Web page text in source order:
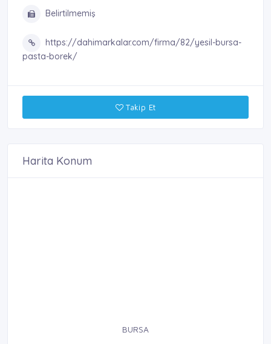
Belirtilmemiş
https://dahimarkalar.com/firma/82/yesil-bursa-
pasta-borek/
Takip Et
Harita Konum
BURSA